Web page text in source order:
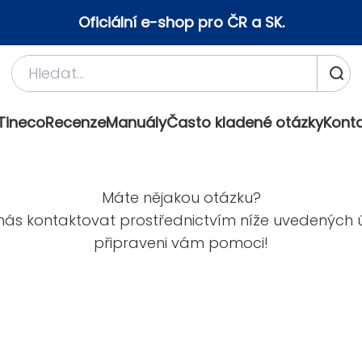
Oficiální e-shop pro ČR a SK.
RecenzeManuályČasto kladené otázky
Máte nějakou otázku?
kontaktovat prostřednictvím níže uvedených
připraveni vám pomoci!